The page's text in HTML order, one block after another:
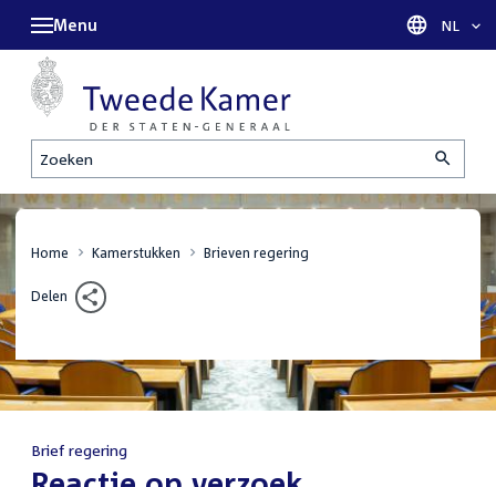
Zoeken
Menu Taal
NL
Home Kamerstukken Brieven regering
Delen
Brief regering
: